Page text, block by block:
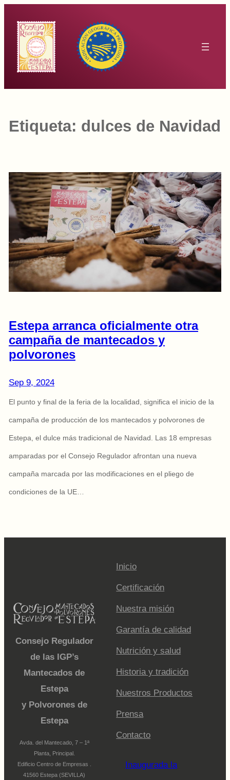
contenido
Etiqueta: dulces de Navidad
Estepa arranca oficialmente otra
campaña de mantecados y
polvorones
Sep 9, 2024
El punto y final de la feria de la localidad, significa el inicio de la
campaña de producción de los mantecados y polvorones de
Estepa, el dulce más tradicional de Navidad. Las 18 empresas
amparadas por el Consejo Regulador afrontan una nueva
campaña marcada por las modificaciones en el pliego de
condiciones de la UE…
Consejo Regulador
de las IGP’s
Mantecados de
Estepa
y Polvorones de
Estepa
Avda. del Mantecado, 7 – 1ª
Planta, Principal.
Edificio Centro de Empresas .
41560 Estepa (SEVILLA)
Inicio
Certificación
Nuestra misión
Garantía de calidad
Nutrición y salud
Historia y tradición
Nuestros Productos
Prensa
Contacto
Inaugurada la